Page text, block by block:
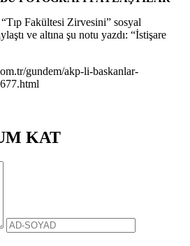
Fakültesi Zirvesini” sosyal
ve altına şu notu yazdı: “İstişare
gundem/akp-li-baskanlar-
KAT